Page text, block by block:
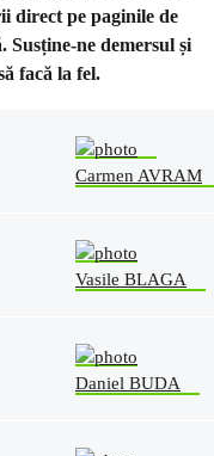
direct pe paginile de
Susține-ne demersul și
facă la fel.
Carmen AVRAM
Vasile BLAGA
Daniel BUDA